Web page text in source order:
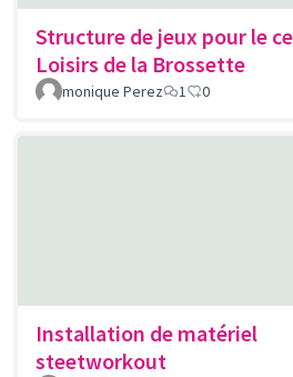
Structure de jeux pour le
Loisirs de la Brossette
monique Perez 1 0
Installation de matériel
steetworkout